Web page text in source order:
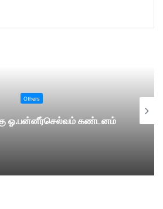
Others
ஓ.பன்னீர்செல்வம் கண்டனம்